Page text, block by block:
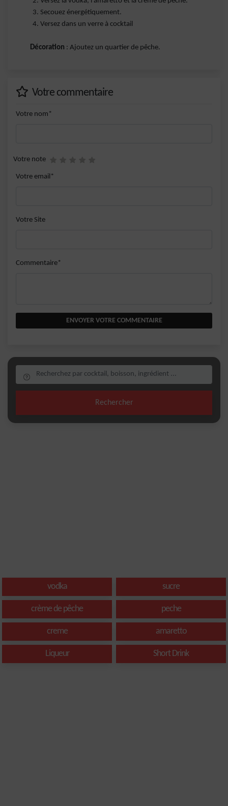
Secouez énergétiquement.
Versez dans un verre à cocktail
Décoration : Ajoutez un quartier de pêche.
Votre commentaire
Votre nom*
Votre note
Votre email*
Votre Site
Commentaire*
ENVOYER VOTRE COMMENTAIRE
Rechercher
vodka sucre
crème de pêche peche
creme amaretto
Liqueur Short Drink